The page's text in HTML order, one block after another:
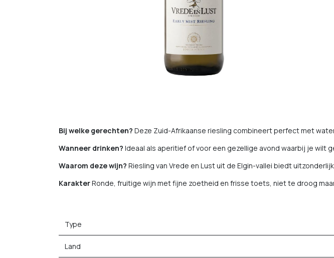
Bij welke gerechten? Deze Zuid-Afrikaanse riesling combineert perfect met
Wanneer drinken? Ideaal als aperitief of voor een gezellige avond waarbij je wilt
Waarom deze wijn? Riesling van Vrede en Lust uit de Elgin-vallei biedt
KarakterRonde, fruitige wijn met fijne zoetheid en frisse toets, niet te droog
Type
Land